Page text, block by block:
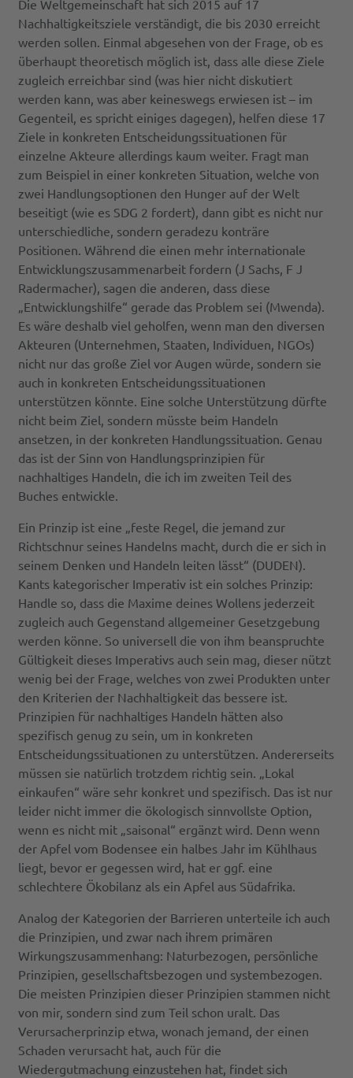
Die Weltgemeinschaft hat sich 2015 auf 17
Nachhaltigkeitsziele verständigt, die bis 2030 erreicht
werden sollen. Einmal abgesehen von der Frage, ob es
überhaupt theoretisch möglich ist, dass alle diese Ziele
zugleich erreichbar sind (was hier nicht diskutiert
werden kann, was aber keineswegs erwiesen ist – im
Gegenteil, es spricht einiges dagegen), helfen diese 17
Ziele in konkreten Entscheidungssituationen für
einzelne Akteure allerdings kaum weiter. Fragt man
zum Beispiel in einer konkreten Situation, welche von
zwei Handlungsoptionen den Hunger auf der Welt
beseitigt (wie es SDG 2 fordert), dann gibt es nicht nur
unterschiedliche, sondern geradezu konträre
Positionen. Während die einen mehr internationale
Entwicklungszusammenarbeit fordern (J Sachs, F J
Radermacher), sagen die anderen, dass diese
„Entwicklungshilfe“ gerade das Problem sei (Mwenda).
Es wäre deshalb viel geholfen, wenn man den diversen
Akteuren (Unternehmen, Staaten, Individuen, NGOs)
nicht nur das große Ziel vor Augen würde, sondern sie
auch in konkreten Entscheidungssituationen
unterstützen könnte. Eine solche Unterstützung dürfte
nicht beim Ziel, sondern müsste beim Handeln
ansetzen, in der konkreten Handlungssituation. Genau
das ist der Sinn von Handlungsprinzipien für
nachhaltiges Handeln, die ich im zweiten Teil des
Buches entwickle.
Ein Prinzip ist eine „feste Regel, die jemand zur
Richtschnur seines Handelns macht, durch die er sich in
seinem Denken und Handeln leiten lässt“ (DUDEN).
Kants kategorischer Imperativ ist ein solches Prinzip:
Handle so, dass die Maxime deines Wollens jederzeit
zugleich auch Gegenstand allgemeiner Gesetzgebung
werden könne. So universell die von ihm beanspruchte
Gültigkeit dieses Imperativs auch sein mag, dieser nützt
wenig bei der Frage, welches von zwei Produkten unter
den Kriterien der Nachhaltigkeit das bessere ist.
Prinzipien für nachhaltiges Handeln hätten also
spezifisch genug zu sein, um in konkreten
Entscheidungssituationen zu unterstützen. Andererseits
müssen sie natürlich trotzdem richtig sein. „Lokal
einkaufen“ wäre sehr konkret und spezifisch. Das ist nur
leider nicht immer die ökologisch sinnvollste Option,
wenn es nicht mit „saisonal“ ergänzt wird. Denn wenn
der Apfel vom Bodensee ein halbes Jahr im Kühlhaus
liegt, bevor er gegessen wird, hat er ggf. eine
schlechtere Ökobilanz als ein Apfel aus Südafrika.
Analog der Kategorien der Barrieren unterteile ich auch
die Prinzipien, und zwar nach ihrem primären
Wirkungszusammenhang: Naturbezogen, persönliche
Prinzipien, gesellschaftsbezogen und systembezogen.
Die meisten Prinzipien dieser Prinzipien stammen nicht
von mir, sondern sind zum Teil schon uralt. Das
Verursacherprinzip etwa, wonach jemand, der einen
Schaden verursacht hat, auch für die
Wiedergutmachung einzustehen hat, findet sich